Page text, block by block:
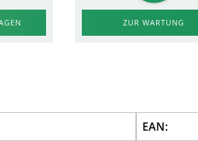
ZUR WARTUNG
EAN: